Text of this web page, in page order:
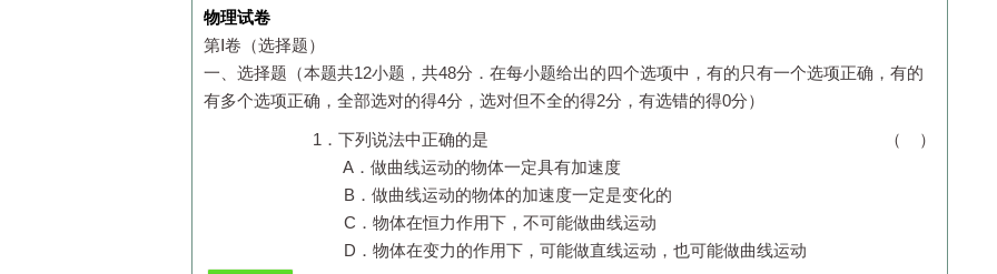
物理试卷
第Ⅰ卷（选择题）
一、选择题（本题共12小题，共48分．在每小题给出的四个选项中，有的只有一个选项正确，有的
有多个选项正确，全部选对的得4分，选对但不全的得2分，有选错的得0分）
1．下列说法中正确的是 （ ）
A．做曲线运动的物体一定具有加速度
B．做曲线运动的物体的加速度一定是变化的
C．物体在恒力作用下，不可能做曲线运动
D．物体在变力的作用下，可能做直线运动，也可能做曲线运动